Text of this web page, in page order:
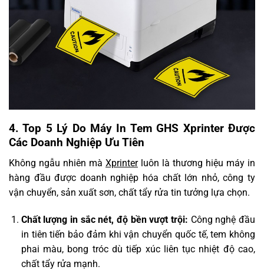
4. Top 5 Lý Do Máy In Tem GHS Xprinter Được
Các Doanh Nghiệp Ưu Tiên
Không ngẫu nhiên mà Xprinterluôn là thương hiệu máy in
hàng đầu được doanh nghiệp hóa chất lớn nhỏ, công ty
vận chuyển, sản xuất sơn, chất tẩy rửa tin tưởng lựa chọn.
Chất lượng in sắc nét, độ bền vượt trội: Công nghệ đầu
in tiên tiến bảo đảm khi vận chuyển quốc tế, tem không
phai màu, bong tróc dù tiếp xúc liên tục nhiệt độ cao,
chất tẩy rửa mạnh.